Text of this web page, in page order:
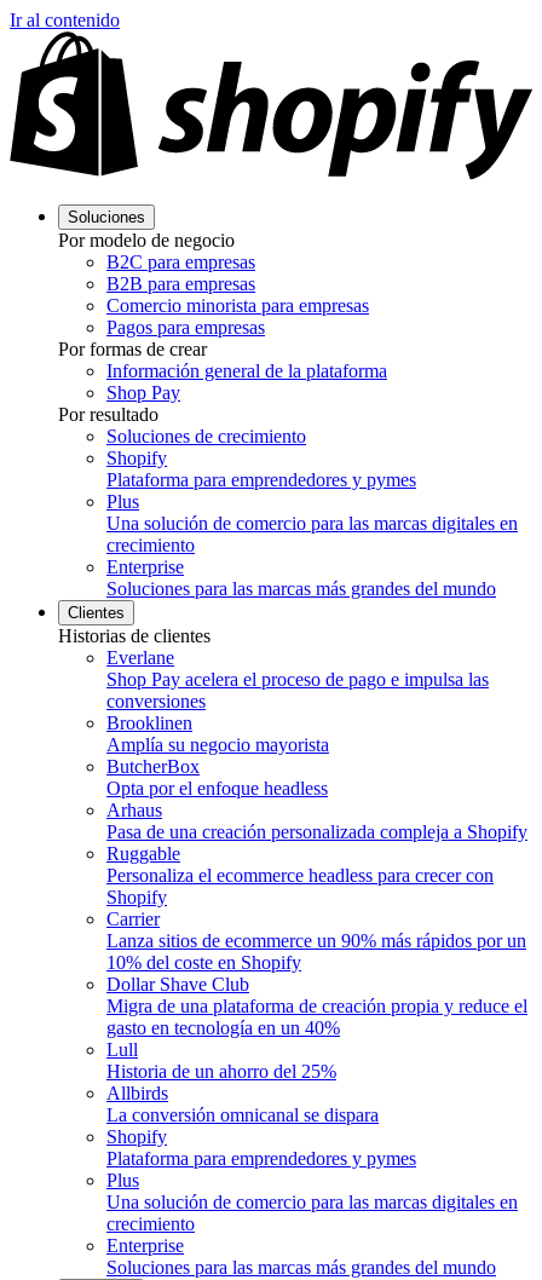
Ir al contenido
Soluciones
Por modelo de negocio
B2C para empresas
B2B para empresas
Comercio minorista para empresas
Pagos para empresas
Por formas de crear
Información general de la plataforma
Shop Pay
Por resultado
Soluciones de crecimiento
Shopify
Plataforma para emprendedores y pymes
Plus
Una solución de comercio para las marcas digitales en
crecimiento
Enterprise
Soluciones para las marcas más grandes del mundo
Clientes
Historias de clientes
Everlane
Shop Pay acelera el proceso de pago e impulsa las
conversiones
Brooklinen
Amplía su negocio mayorista
ButcherBox
Opta por el enfoque headless
Arhaus
Pasa de una creación personalizada compleja a Shopify
Ruggable
Personaliza el ecommerce headless para crecer con
Shopify
Carrier
Lanza sitios de ecommerce un 90% más rápidos por un
10% del coste en Shopify
Dollar Shave Club
Migra de una plataforma de creación propia y reduce el
gasto en tecnología en un 40%
Lull
Historia de un ahorro del 25%
Allbirds
La conversión omnicanal se dispara
Shopify
Plataforma para emprendedores y pymes
Plus
Una solución de comercio para las marcas digitales en
crecimiento
Enterprise
Soluciones para las marcas más grandes del mundo